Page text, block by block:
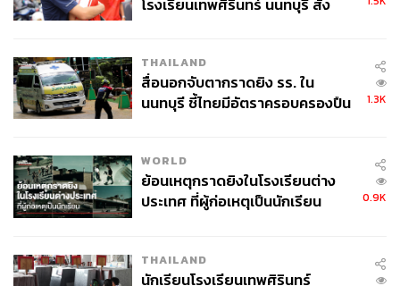
โรงเรียนเทพศิรินทร์ นนทบุรี สั่ง
THAILAND
สื่อนอกจับตากราดยิง รร. ใน
นนทบุรี ชี้ไทยมีอัตราครอบครองปืน
1.3K
WORLD
ย้อนเหตุกราดยิงในโรงเรียนต่าง
ประเทศ ที่ผู้ก่อเหตุเป็นนักเรียน
0.9K
THAILAND
นักเรียนโรงเรียนเทพศิรินทร์